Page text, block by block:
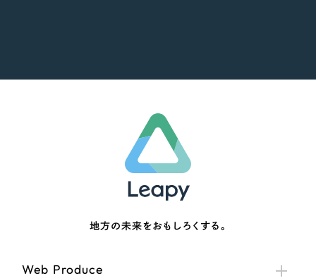
地方の未来をおもしろくする。
Web Produce